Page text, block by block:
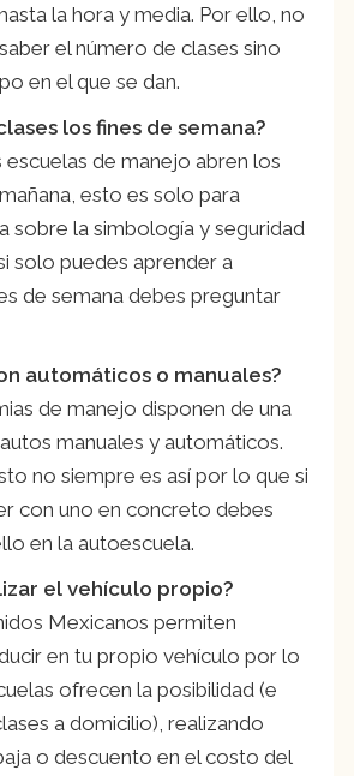
la hora y media. Por ello, no
el número de clases sino
en el que se dan.
los fines de semana?
escuelas de manejo abren los
esto es solo para
sobre la simbología y seguridad
solo puedes aprender a
de semana debes preguntar
automáticos o manuales?
de manejo disponen de una
manuales y automáticos.
no siempre es así por lo que si
con uno en concreto debes
en la autoescuela.
el vehículo propio?
Mexicanos permiten
en tu propio vehículo por lo
ofrecen la posibilidad (e
a domicilio), realizando
o descuento en el costo del